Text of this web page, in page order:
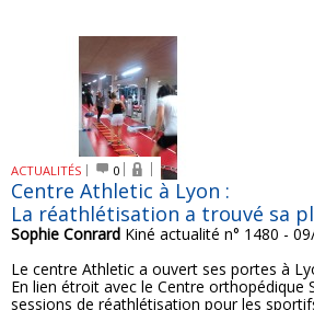
ACTUALITÉS 0
Centre Athletic à Lyon :
La réathlétisation a trouvé sa
Sophie Conrard Kiné actualité n° 1480 -
Le centre Athletic a ouvert ses portes à
En lien étroit avec le Centre orthopédique
sessions de réathlétisation pour les